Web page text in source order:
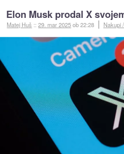
Elon Musk prodal X
Matej Huš ::29. mar 2025ob 22:28 Nakupi